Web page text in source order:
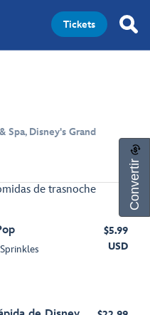
Tickets
Spa, Disney's Grand
de trasnoche
$5.99
USD
Convertir